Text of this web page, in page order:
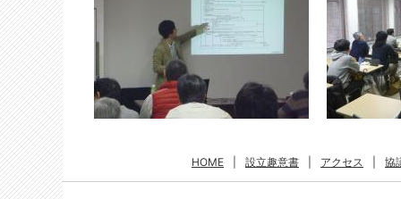
HOME 設立趣意書 アクセス 協